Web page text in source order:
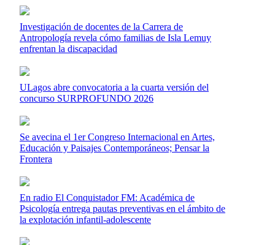
Investigación de docentes de la Carrera de
Antropología revela cómo familias de Isla Lemuy
enfrentan la discapacidad
ULagos abre convocatoria a la cuarta versión del
concurso SURPROFUNDO 2026
Se avecina el 1er Congreso Internacional en Artes,
Educación y Paisajes Contemporáneos; Pensar la
Frontera
En radio El Conquistador FM: Académica de
Psicología entrega pautas preventivas en el ámbito de
la explotación infantil-adolescente